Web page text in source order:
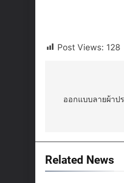
Post Views: 128
navigation
ออกแบบลายผ้าป
Related News